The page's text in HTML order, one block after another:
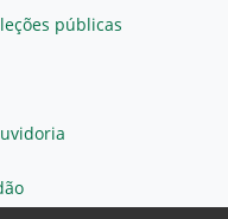
públicas